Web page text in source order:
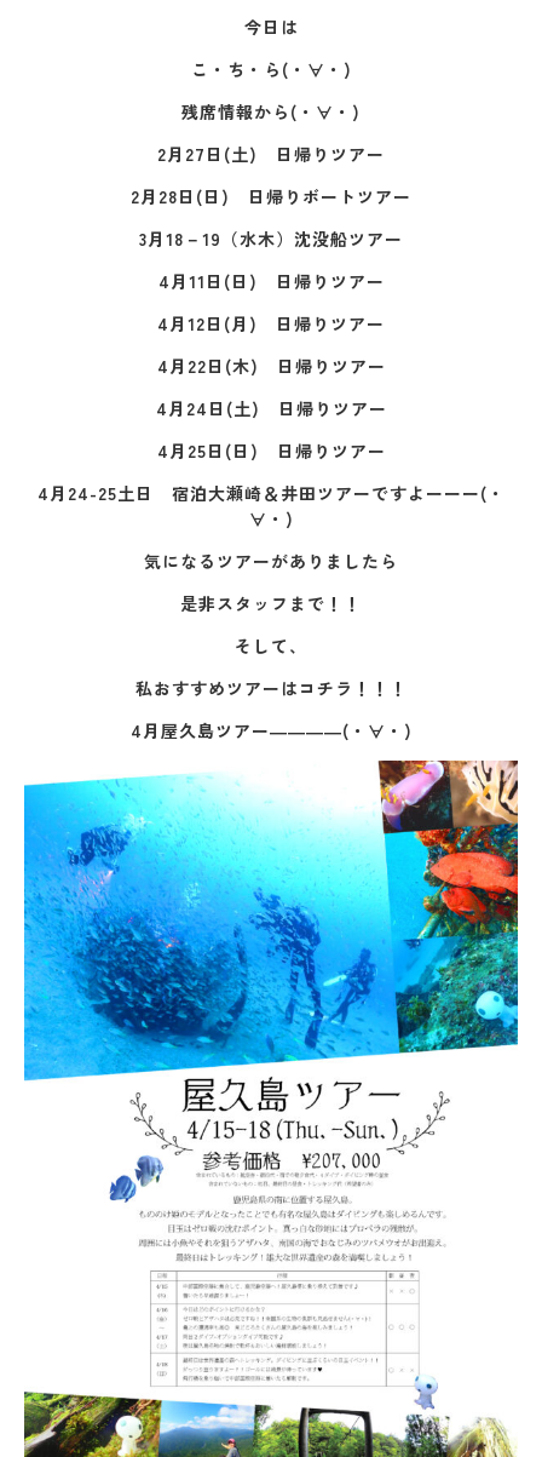
今日は
こ・ち・ら(・∀・)
残席情報から(・∀・)
2月27日(土) 日帰りツアー
2月28日(日) 日帰りボートツアー
3月18－19（水木）沈没船ツアー
4月11日(日) 日帰りツアー
4月12日(月) 日帰りツアー
4月22日(木) 日帰りツアー
4月24日(土) 日帰りツアー
4月25日(日) 日帰りツアー
4月24-25土日 宿泊大瀬崎＆井田ツアーですよーーー(・
∀・)
気になるツアーがありましたら
是非スタッフまで！！
そして、
私おすすめツアーはコチラ！！！
4月屋久島ツアー――――(・∀・)